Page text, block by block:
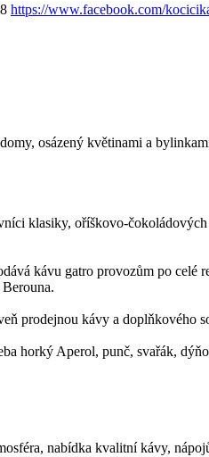
https://www.facebook.com/
osázený květinami a
klasiky, oříškovo-
kávu gatro provozům po
prodejnou kávy a doplňkového
horký Aperol, punč, svařák,
nabídka kvalitní kávy,